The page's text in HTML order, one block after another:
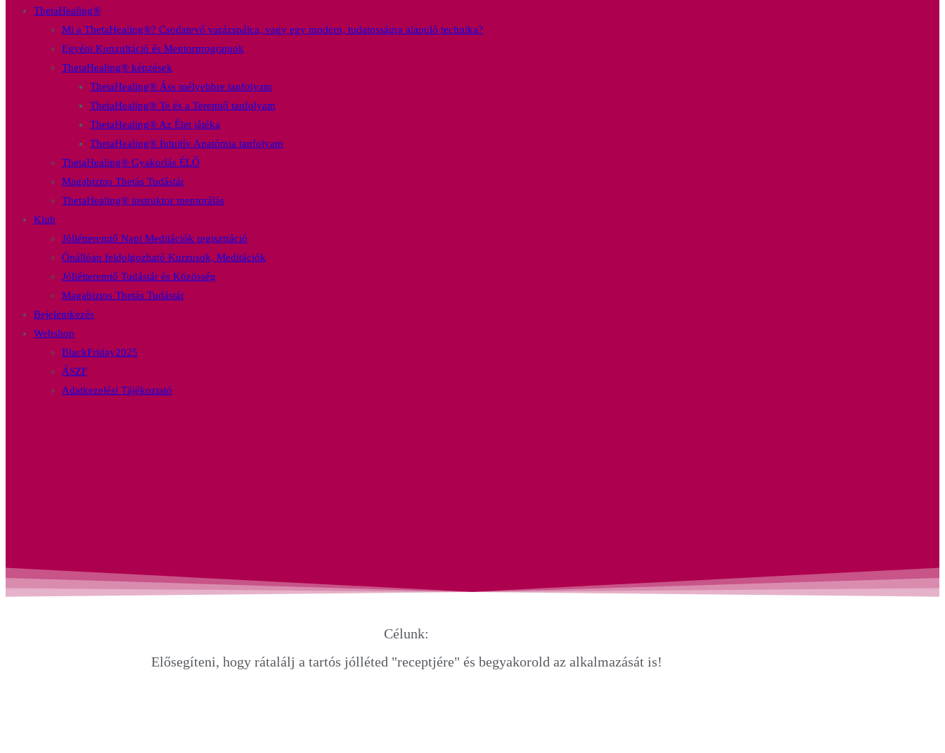
ThetaHealing®
Mi a ThetaHealing®? Csodatevő varázspálca, vagy egy modern, tudatosságra alapuló technika?
Egyéni Konzultáció és Mentorprogramok
ThetaHealing® képzések
ThetaHealing® Áss mélyebbre tanfolyam
ThetaHealing® Te és a Teremtő tanfolyam
ThetaHealing® Az Élet játéka
ThetaHealing® Intuitív Anatómia tanfolyam
ThetaHealing® Gyakorlás ÉLŐ
Magabiztos Thetás Tudástár
ThetaHealing® instruktor mentorálás
Klub
Jóllétteremtő Napi Meditációk regisztráció
Önállóan feldolgozható Kurzusok, Meditációk
Jóllétteremtő Tudástár és Közösség
Magabiztos Thetás Tudástár
Bejelentkezés
Webshop
BlackFriday2025
ÁSZF
Adatkezelési Tájékoztató
Célunk:
Elősegíteni, hogy rátalálj a tartós jólléted "receptjére" és begyakorold az alkalmazását is!